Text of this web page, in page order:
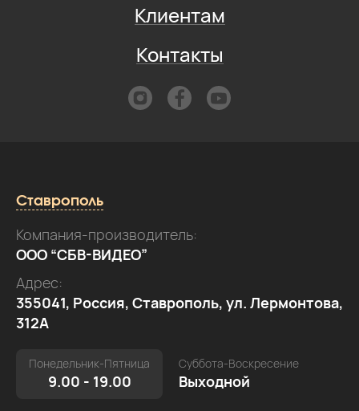
Клиентам
Контакты
Ставрополь
Компания-производитель:
ООО “СБВ-ВИДЕО”
Адрес:
355041, Россия, Ставрополь, ул. Лермонтова,
312А
Понедельник-Пятница
9.00 - 19.00
Суббота-Воскресение
Выходной